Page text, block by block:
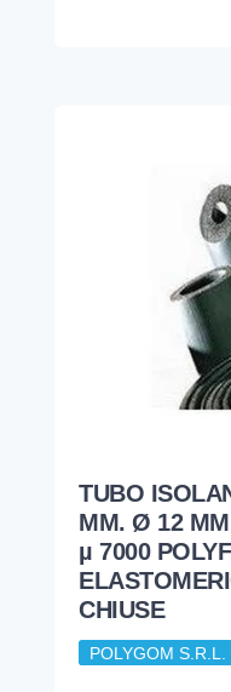
TUBO
MM. Ø 12
µ 7000
CHIUSE
POLYGOM S.R.L.